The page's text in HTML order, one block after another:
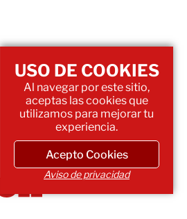
USO DE COOKIES
Al navegar por este sitio,
aceptas las cookies que
utilizamos para mejorar tu
experiencia.
Acepto Cookies
Aviso de privacidad